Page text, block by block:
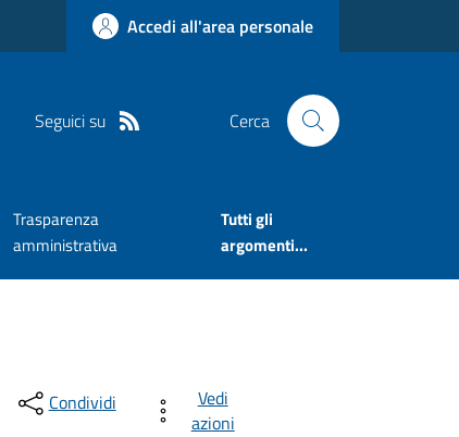
Accedi all'area personale
Seguici su Cerca
Trasparenza
amministrativa
Tutti gli
argomenti...
Condividi
Vedi
azioni